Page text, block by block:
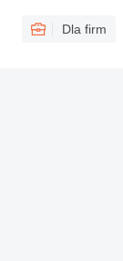
Dla firm